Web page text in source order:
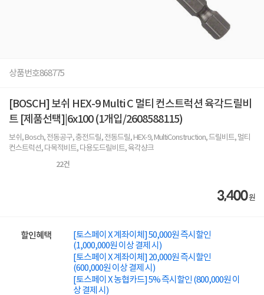
상품번호868775
[BOSCH] 보쉬 HEX-9 Multi C 멀티 컨스트럭션 육각드릴비
트 [제품선택]|6x100 (1개입/2608588115)
보쉬, Bosch, 전동공구, 충전드릴, 전동드릴, HEX-9, MultiConstruction, 드릴비트, 멀티
컨스트럭션, 다목적비트, 다용도드릴비트, 육각샹크
22건
3,400원
할인혜택
[토스페이 X 계좌이체] 50,000원 즉시할인
(1,000,000원 이상 결제 시)
[토스페이 X 계좌이체] 20,000원 즉시할인
(600,000원 이상 결제 시)
[토스페이 X 농협카드] 5% 즉시할인 (800,000원 이
상 결제 시)